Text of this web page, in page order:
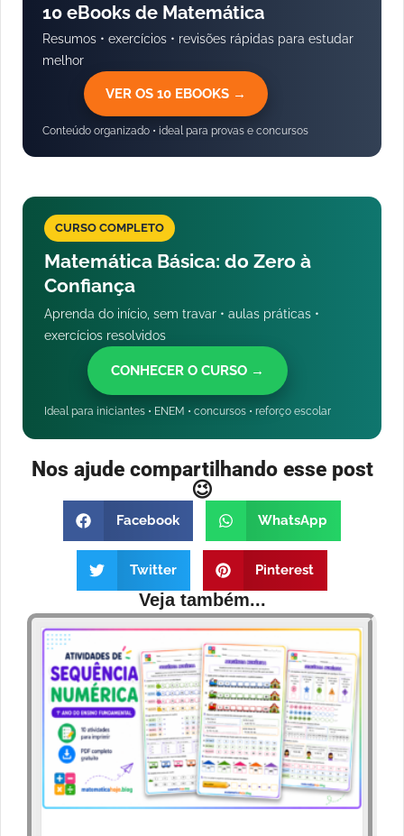
10 eBooks de Matemática
Resumos • exercícios • revisões rápidas para estudar
melhor
VER OS 10 EBOOKS →
Conteúdo organizado • ideal para provas e concursos
CURSO COMPLETO
Matemática Básica: do Zero à
Confiança
Aprenda do início, sem travar • aulas práticas •
exercícios resolvidos
CONHECER O CURSO →
Ideal para iniciantes • ENEM • concursos • reforço escolar
Nos ajude compartilhando esse post
😉
Facebook WhatsApp
Twitter Pinterest
Veja também...